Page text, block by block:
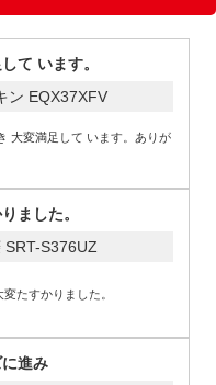
て います。
ン EQX37XFV
ました。
SRT-S376UZ
たすかりました。
進み